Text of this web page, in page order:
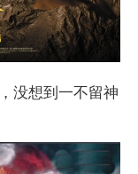
没想到一不留神